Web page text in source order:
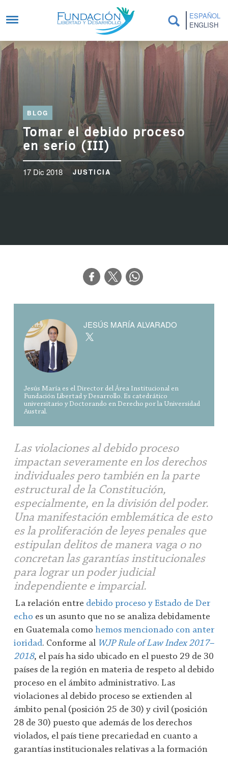
ESPAÑOL
ENGLISH
BLOG
Tomar el debido proceso
en serio (III)
17 Dic 2018 JUSTICIA
Las violaciones al debido proceso
impactan severamente en los derechos
individuales pero también en la parte
estructural de la Constitución,
especialmente, en la división del poder.
Una manifestación emblemática de esto
es la proliferación de leyes penales que
estipulan delitos de manera vaga o no
concretan las garantías institucionales
para lograr un poder judicial
independiente e imparcial.
La relación entre debido proceso y Estado de Der
echo es un asunto que no se analiza debidamente
en Guatemala como hemos mencionado con anter
ioridad. Conforme al WJP Rule of Law Index 2017–
2018, el país ha sido ubicado en el puesto 29 de 30
países de la región en materia de respeto al debido
proceso en el ámbito administrativo. Las
violaciones al debido proceso se extienden al
ámbito penal (posición 25 de 30) y civil (posición
28 de 30) puesto que además de los derechos
violados, el país tiene precariedad en cuanto a
garantías institucionales relativas a la formación
JESÚS MARÍA ALVARADO
Jesús María es el Director del Área Institucional en
Fundación Libertad y Desarrollo. Es catedrático
universitario y Doctorando en Derecho por la Universidad
Austral.